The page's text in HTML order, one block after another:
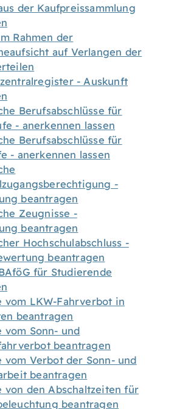
der Kaufpreissammlung
Rahmen der
auf Verlangen der
- Auskunft
Berufsabschlüsse für
- anerkennen lassen
Berufsabschlüsse für
- anerkennen lassen
-
beantragen
Zeugnisse -
beantragen
Hochschulabschluss -
beantragen
für Studierende
vom LKW-Fahrverbot in
beantragen
vom Sonn- und
beantragen
vom Verbot der Sonn- und
beantragen
von den Abschaltzeiten für
beantragen